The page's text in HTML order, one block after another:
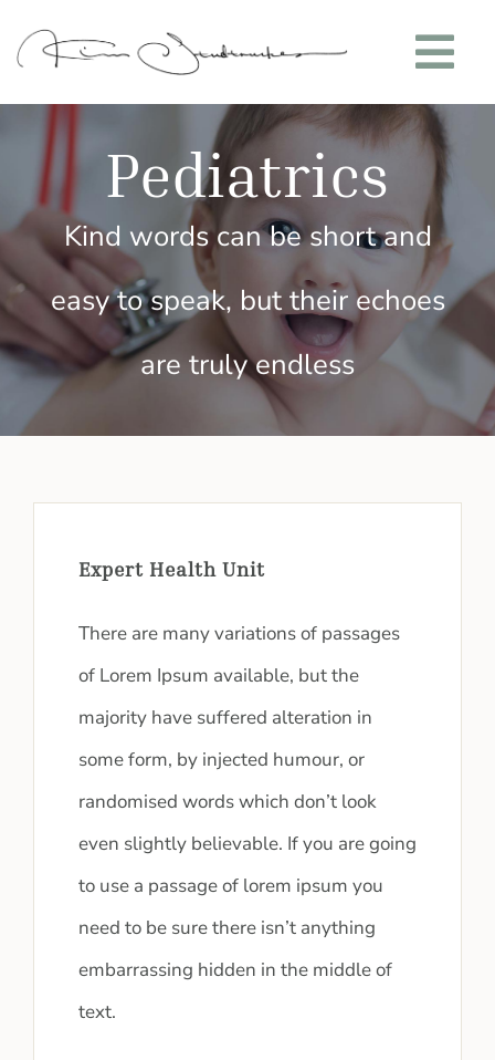
content
Über mich
Meine Leistungen
Meine Trainings
Kontakt
Pediatrics
Kind words can be short and
easy to speak, but their echoes
are truly endless
Expert Health Unit
There are many variations of passages
of Lorem Ipsum available, but the
majority have suffered alteration in
some form, by injected humour, or
randomised words which don’t look
even slightly believable. If you are going
to use a passage of lorem ipsum you
need to be sure there isn’t anything
embarrassing hidden in the middle of
text.